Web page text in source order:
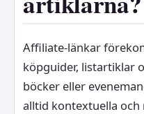
Affiliate-länkar
köpguider, listartiklar
böcker eller
alltid kontextuella